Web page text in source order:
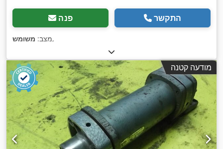
פנה התקשר
מצב: משומש ,
מודעה קטנה